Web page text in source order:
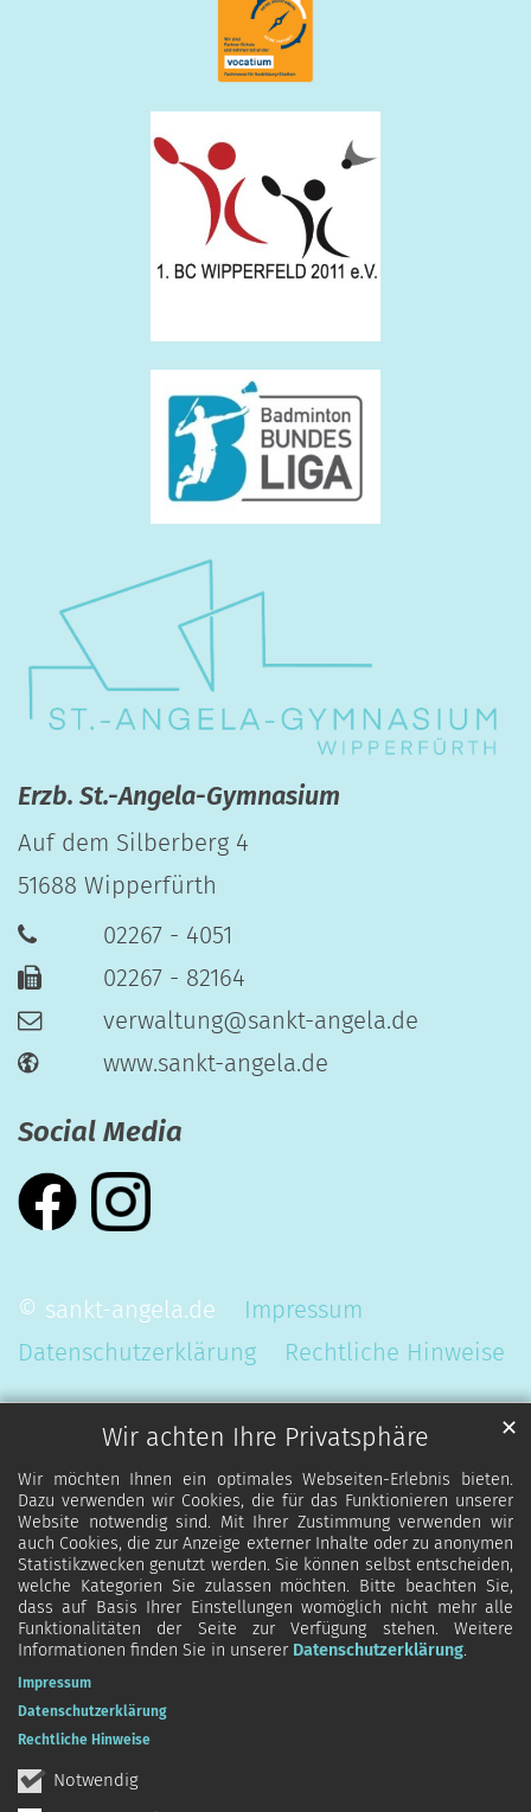
Wir achten Ihre Privatsphäre
Wir möchten Ihnen ein optimales Webseiten-Erlebnis bieten.
Dazu verwenden wir Cookies, die für das Funktionieren unserer
Website notwendig sind. Mit Ihrer Zustimmung verwenden wir
auch Cookies, die zur Anzeige externer Inhalte oder zu anonymen
Statistikzwecken genutzt werden. Sie können selbst entscheiden,
welche Kategorien Sie zulassen möchten. Bitte beachten Sie,
dass auf Basis Ihrer Einstellungen womöglich nicht mehr alle
Funktionalitäten der Seite zur Verfügung stehen. Weitere
Informationen finden Sie in unserer Datenschutzerklärung.
Notwendig
✕
Impressum
Datenschutzerklärung
Rechtliche Hinweise
Erzb. St.-Angela-Gymnasium
Auf dem Silberberg 4
51688 Wipperfürth
02267 - 4051
02267 - 82164
verwaltung@sankt-angela.de
www.sankt-angela.de
Social Media
© sankt-angela.de
Impressum
Datenschutzerklärung
Rechtliche Hinweise